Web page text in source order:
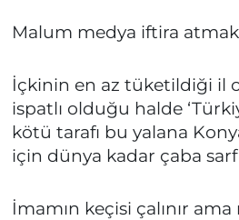
Malum medya iftira
İçkinin en az tüketildiği il
ispatlı olduğu halde
kötü tarafı bu yalana
için dünya kadar çaba
İmamın keçisi çalınır